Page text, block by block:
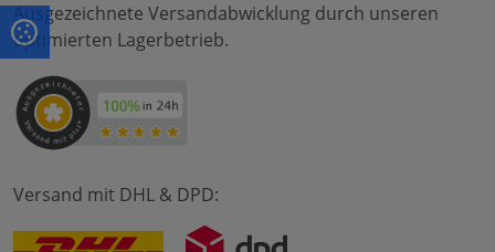
Ausgezeichnete Versandabwicklung durch unseren
optimierten Lagerbetrieb.
Versand mit DHL & DPD: